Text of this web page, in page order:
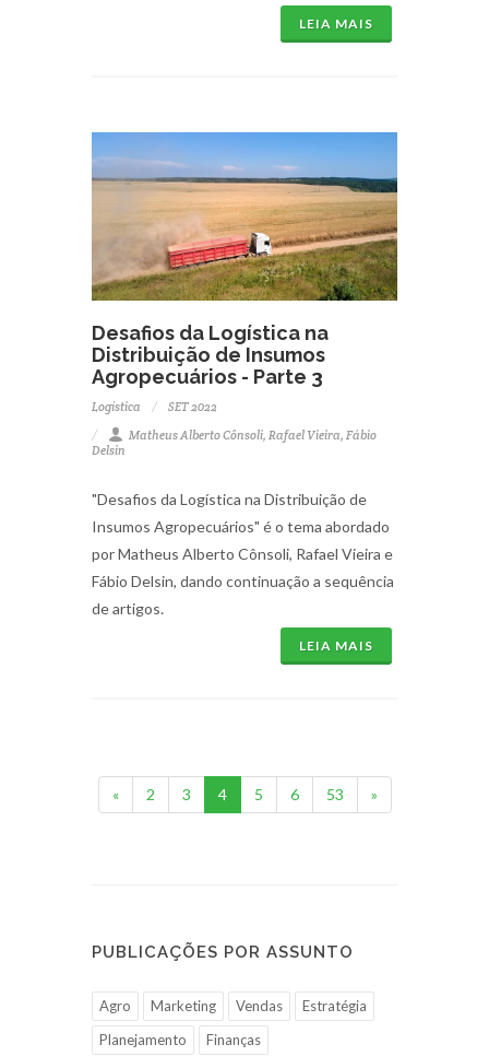
LEIA MAIS
Desafios da Logística na
Distribuição de Insumos
Agropecuários - Parte 3
Logística
SET 2022
Matheus Alberto Cônsoli, Rafael Vieira, Fábio
Delsin
"Desafios da Logística na Distribuição de
Insumos Agropecuários" é o tema abordado
por Matheus Alberto Cônsoli, Rafael Vieira e
Fábio Delsin, dando continuação a sequência
de artigos.
LEIA MAIS
« 2 3 4 5 6 53 »
PUBLICAÇÕES POR ASSUNTO
Agro Marketing Vendas
Estratégia
Planejamento
Finanças